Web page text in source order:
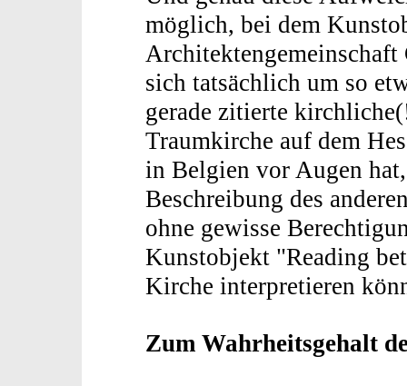
möglich, bei dem
Architektengemeinschaft
sich tatsächlich um so
gerade zitierte
Traumkirche auf dem
in Belgien vor Augen
Beschreibung des
ohne gewisse
Kunstobjekt "Reading
Kirche interpretieren
Zum Wahrheitsgehalt